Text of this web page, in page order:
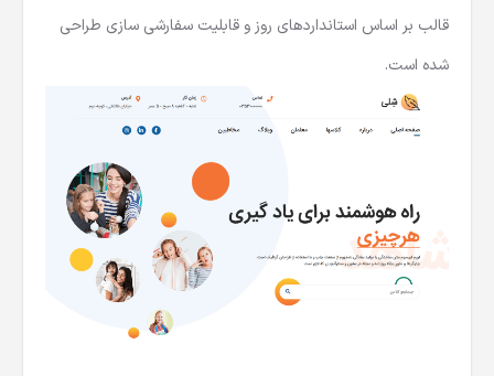
قالب بر اساس استانداردهای روز و قابلیت سفارشی سازی طراحی
شده است.